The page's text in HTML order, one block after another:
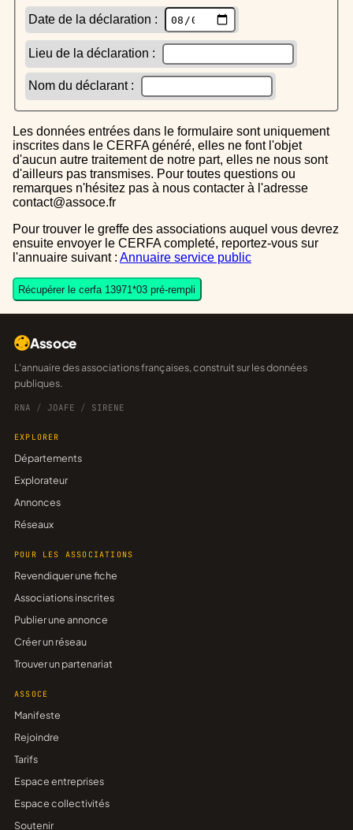
Date de la déclaration :
Lieu de la déclaration :
Nom du déclarant :
Les données entrées dans le formulaire sont uniquement
inscrites dans le CERFA généré, elles ne font l'objet
d'aucun autre traitement de notre part, elles ne nous sont
d'ailleurs pas transmises. Pour toutes questions ou
remarques n'hésitez pas à nous contacter à l'adresse
contact@assoce.fr
Pour trouver le greffe des associations auquel vous devrez
ensuite envoyer le CERFA completé, reportez-vous sur
l'annuaire suivant : Annuaire service public
Récupérer le cerfa 13971*03 pré-rempli
Assoce
L'annuaire des associations françaises, construit sur les données
publiques.
RNA / JOAFE / SIRENE
EXPLORER
Départements
Explorateur
Annonces
Réseaux
POUR LES ASSOCIATIONS
Revendiquer une fiche
Associations inscrites
Publier une annonce
Créer un réseau
Trouver un partenariat
ASSOCE
Manifeste
Rejoindre
Tarifs
Espace entreprises
Espace collectivités
Soutenir